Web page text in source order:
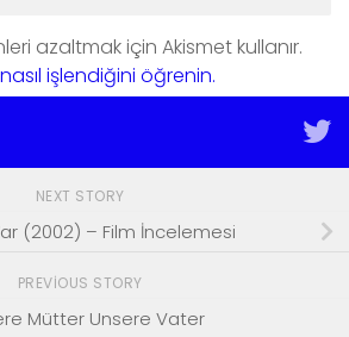
azaltmak için Akismet kullanır.
işlendiğini öğrenin.
NEXT STORY
(2002) – Film İncelemesi
PREVIOUS STORY
Mütter Unsere Vater